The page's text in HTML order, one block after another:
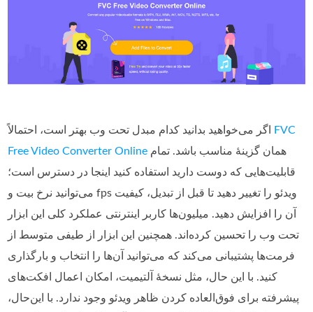
FVC
Free Video Converter Online
قابلیت‌هایی که دوست دارید استفاده کنید اینجا در دسترس است؛
می‌توانید نرخ بیت و fps ویدئو را تغییر دهید تا قبل از تبدیل، کیفیت
آن را افزایش دهید. میلیون‌ها کاربر اینترنتی عملکرد کلی این ابزار
تحت وب را تحسین کرده‌اند. همچنین این ابزار از طیفی متوسط از
فرمت‌ها پشتیبانی می‌کند که می‌توانید آن‌ها را انتخاب و بارگذاری
کنید. با این حال، مثل نسخه‌ٔ آلتیمیت، امکان اعمال افکت‌های
پیشرفته برای فوق‌العاده کردن ظاهر ویدئو وجود ندارد. با این‌حال،